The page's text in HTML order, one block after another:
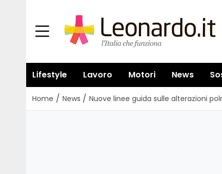
Lifestyle Lavoro Motori News
Home / News / Nuove linee guida sulle alterazioni